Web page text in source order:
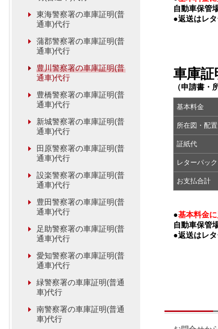
自動車保管
●返送はレ
車庫証
（申請書・
基本料金
所在図・配
証紙代
レターパッ
お支払合計
●基本料金に
自動車保管
●返送はレ
東海警察署の車庫証明(普
通車)代行
蒲郡警察署の車庫証明(普
通車)代行
豊川警察署の車庫証明(普
通車)代行
豊橋警察署の車庫証明(普
通車)代行
新城警察署の車庫証明(普
通車)代行
田原警察署の車庫証明(普
通車)代行
設楽警察署の車庫証明(普
通車)代行
豊田警察署の車庫証明(普
通車)代行
足助警察署の車庫証明(普
通車)代行
愛知警察署の車庫証明(普
通車)代行
緑警察署の車庫証明(普通
車)代行
南警察署の車庫証明(普通
車)代行